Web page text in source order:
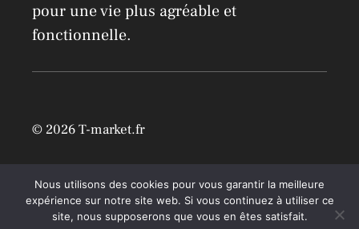
pour une vie plus agréable et
fonctionnelle.
© 2026 T-market.fr
Nous utilisons des cookies pour vous garantir la meilleure
expérience sur notre site web. Si vous continuez à utiliser ce
site, nous supposerons que vous en êtes satisfait.